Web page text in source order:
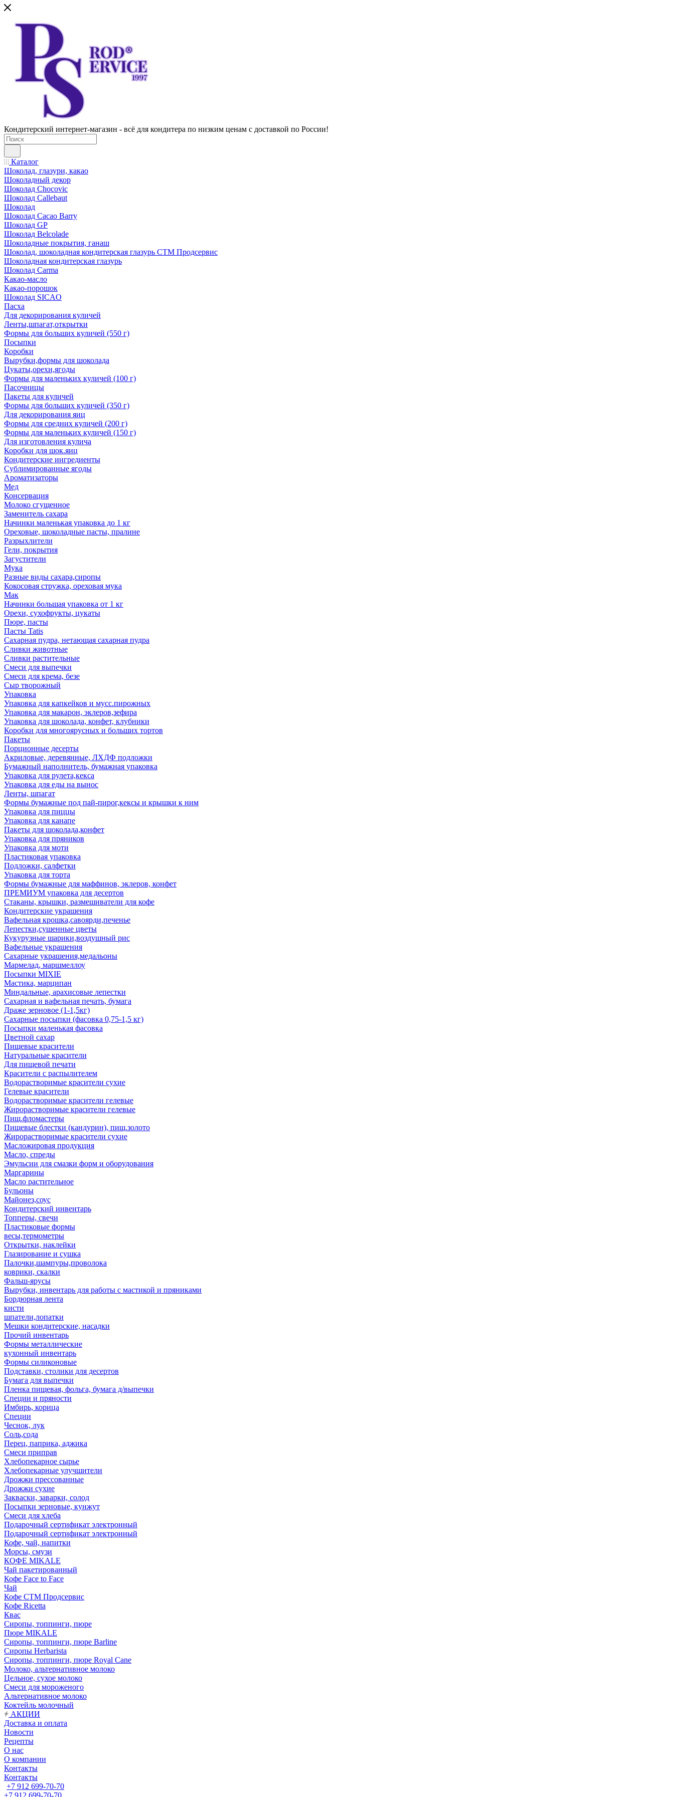
Кондитерский интернет-магазин - всё для кондитера по низким ценам с доставкой по России!
Каталог
Шоколад, глазури, какао
Шоколадный декор
Шоколад Chocovic
Шоколад Callebaut
Шоколад
Шоколад Cacao Barry
Шоколад GP
Шоколад Belcolade
Шоколадные покрытия, ганаш
Шоколад, шоколадная кондитерская глазурь СТМ Продсервис
Шоколадная кондитерская глазурь
Шоколад Carma
Какао-масло
Какао-порошок
Шоколад SICAO
Пасха
Для декорирования куличей
Ленты,шпагат,открытки
Формы для больших куличей (550 г)
Посыпки
Коробки
Вырубки,формы для шоколада
Цукаты,орехи,ягоды
Формы для маленьких куличей (100 г)
Пасочницы
Пакеты для куличей
Формы для больших куличей (350 г)
Для декорирования яиц
Формы для средних куличей (200 г)
Формы для маленьких куличей (150 г)
Для изготовления кулича
Коробки для шок.яиц
Кондитерские ингредиенты
Сублимированные ягоды
Ароматизаторы
Мед
Консервация
Молоко сгущенное
Заменитель сахара
Начинки маленькая упаковка до 1 кг
Ореховые, шоколадные пасты, пралине
Разрыхлители
Гели, покрытия
Загустители
Мука
Разные виды сахара,сиропы
Кокосовая стружка, ореховая мука
Мак
Начинки большая упаковка от 1 кг
Орехи, сухофрукты, цукаты
Пюре, пасты
Пасты Tatis
Сахарная пудра, нетающая сахарная пудра
Сливки животные
Сливки растительные
Смеси для выпечки
Смеси для крема, безе
Сыр творожный
Упаковка
Упаковка для капкейков и мусс.пирожных
Упаковка для макарон, эклеров,зефира
Упаковка для шоколада, конфет, клубники
Коробки для многоярусных и больших тортов
Пакеты
Порционные десерты
Акриловые, деревянные, ЛХДФ подложки
Бумажный наполнитель, бумажная упаковка
Упаковка для рулета,кекса
Упаковка для еды на вынос
Ленты, шпагат
Формы бумажные под пай-пирог,кексы и крышки к ним
Упаковка для пиццы
Упаковка для канапе
Пакеты для шоколада,конфет
Упаковка для пряников
Упаковка для моти
Пластиковая упаковка
Подложки, салфетки
Упаковка для торта
Формы бумажные для маффинов, эклеров, конфет
ПРЕМИУМ упаковка для десертов
Стаканы, крышки, размешиватели для кофе
Кондитерские украшения
Вафельная крошка,савоярди,печенье
Лепестки,сушенные цветы
Кукурузные шарики,воздушный рис
Вафельные украшения
Сахарные украшения,медальоны
Мармелад, маршмеллоу
Посыпки MIXIE
Мастика, марципан
Миндальные, арахисовые лепестки
Сахарная и вафельная печать, бумага
Драже зерновое (1-1,5кг)
Сахарные посыпки (фасовка 0,75-1,5 кг)
Посыпки маленькая фасовка
Цветной сахар
Пищевые красители
Натуральные красители
Для пищевой печати
Красители с распылителем
Водорастворимые красители сухие
Гелевые красители
Водорастворимые красители гелевые
Жирорастворимые красители гелевые
Пищ.фломастеры
Пищевые блестки (кандурин), пищ.золото
Жирорастворимые красители сухие
Масложировая продукция
Масло, спреды
Эмульсии для смазки форм и оборудования
Маргарины
Масло растительное
Бульоны
Майонез,соус
Кондитерский инвентарь
Топперы, свечи
Пластиковые формы
весы,термометры
Открытки, наклейки
Глазирование и сушка
Палочки,шампуры,проволока
коврики, скалки
Фальш-ярусы
Вырубки, инвентарь для работы с мастикой и пряниками
Бордюрная лента
кисти
шпатели,лопатки
Мешки кондитерские, насадки
Прочий инвентарь
Формы металлические
кухонный инвентарь
Формы силиконовые
Подставки, столики для десертов
Бумага для выпечки
Пленка пищевая, фольга, бумага д/выпечки
Специи и пряности
Имбирь, корица
Специи
Чеснок, лук
Соль,сода
Перец, паприка, аджика
Смеси приправ
Хлебопекарное сырье
Хлебопекарные улучшители
Дрожжи прессованные
Дрожжи сухие
Закваски, заварки, солод
Посыпки зерновые, кунжут
Смеси для хлеба
Подарочный сертификат электронный
Подарочный сертификат электронный
Кофе, чай, напитки
Морсы, смузи
КОФЕ MIKALE
Чай пакетированный
Кофе Face to Face
Чай
Кофе СТМ Продсервис
Кофе Ricetta
Квас
Сиропы, топпинги, пюре
Пюре MIKALE
Сиропы, топпинги, пюре Barline
Сиропы Herbarista
Сиропы, топпинги, пюре Royal Cane
Молоко, альтернативное молоко
Цельное, сухое молоко
Смеси для мороженого
Альтернативное молоко
Коктейль молочный
АКЦИИ
Доставка и оплата
Новости
Рецепты
О нас
О компании
Контакты
Контакты
+7 912 699-70-70
+7 912 699-70-70